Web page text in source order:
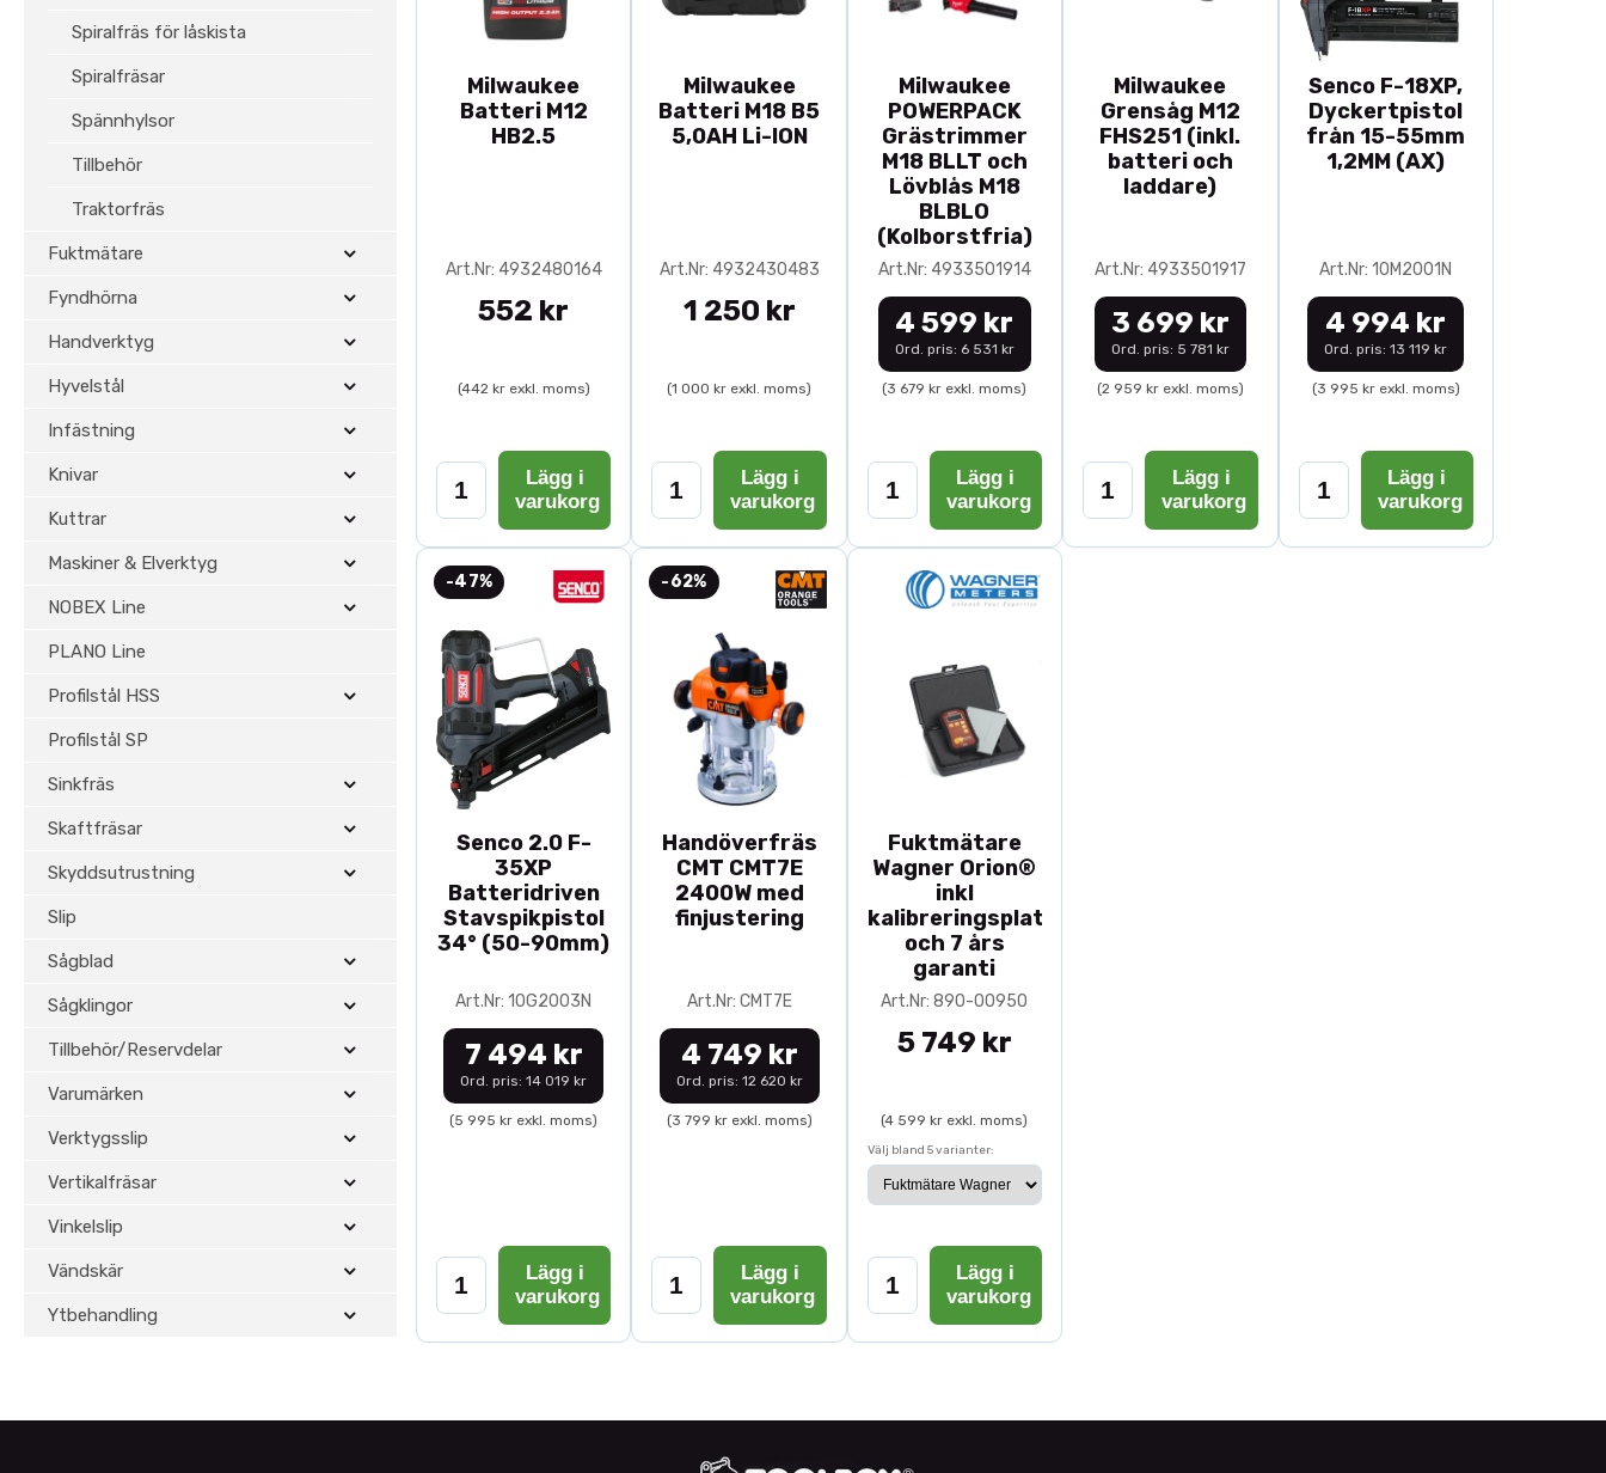
Spiralfräs för låskista
Spiralfräsar
Spännhylsor
Tillbehör
Traktorfräs
Fuktmätare
Fyndhörna
Handverktyg
Hyvelstål
Infästning
Knivar
Kuttrar
Maskiner & Elverktyg
NOBEX Line
PLANO Line
Profilstål HSS
Profilstål SP
Sinkfräs
Skaftfräsar
Skyddsutrustning
Slip
Sågblad
Sågklingor
Tillbehör/Reservdelar
Varumärken
Verktygsslip
Vertikalfräsar
Vinkelslip
Vändskär
Ytbehandling
Milwaukee
Batteri M12
HB2.5
Art.Nr: 4932480164
552 kr
(442 kr exkl. moms)
Lägg i
varukorg
Milwaukee
Batteri M18 B5
5,0AH Li-ION
Art.Nr: 4932430483
1 250 kr
(1 000 kr exkl. moms)
Lägg i
varukorg
Milwaukee
POWERPACK
Grästrimmer
M18 BLLT och
Lövblås M18
BLBLO
(Kolborstfria)
Art.Nr: 4933501914
4 599 kr
Ord. pris: 6 531 kr
(3 679 kr exkl. moms)
Lägg i
varukorg
Milwaukee
Grensåg M12
FHS251 (inkl.
batteri och
laddare)
Art.Nr: 4933501917
3 699 kr
Ord. pris: 5 781 kr
(2 959 kr exkl. moms)
Lägg i
varukorg
Senco F-18XP,
Dyckertpistol
från 15-55mm
1,2MM (AX)
Art.Nr: 10M2001N
4 994 kr
Ord. pris: 13 119 kr
(3 995 kr exkl. moms)
Lägg i
varukorg
-47%
Senco 2.0 F-
35XP
Batteridriven
Stavspikpistol
34° (50-90mm)
Art.Nr: 10G2003N
7 494 kr
Ord. pris: 14 019 kr
(5 995 kr exkl. moms)
Lägg i
varukorg
-62%
Handöverfräs
CMT CMT7E
2400W med
finjustering
Art.Nr: CMT7E
4 749 kr
Ord. pris: 12 620 kr
(3 799 kr exkl. moms)
Lägg i
varukorg
Fuktmätare
Wagner Orion®
inkl
kalibreringsplatta
och 7 års
garanti
Art.Nr: 890-00950
5 749 kr
(4 599 kr exkl. moms)
Välj bland 5 varianter:
Lägg i
varukorg